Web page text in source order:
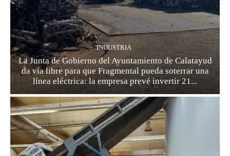
INDUSTRIA
La Junta de Gobierno del Ayuntamiento de Calatayud
da vía libre para que Fragmental pueda soterrar una
línea eléctrica: la empresa prevé invertir 21...